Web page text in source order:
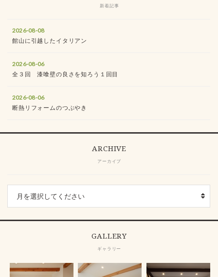
新着記事
2026-08-08
館山に引越したイタリアン
2026-08-06
全３回 漆喰壁の良さを知ろう１回目
2026-08-06
断熱リフォームのつぶやき
ARCHIVE
アーカイブ
GALLERY
ギャラリー